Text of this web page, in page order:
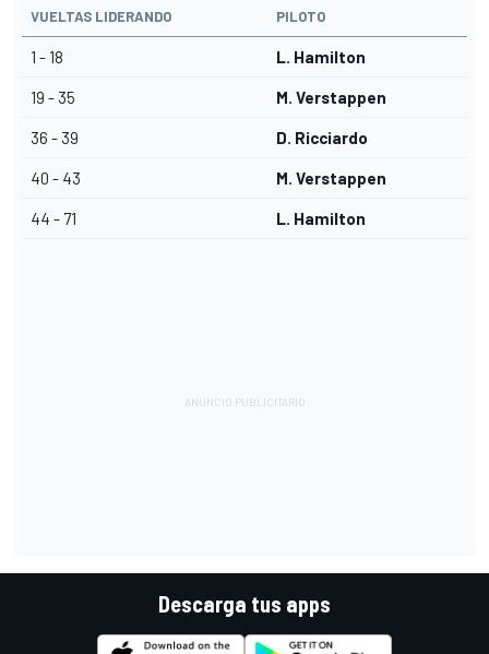
VUELTAS LIDERANDO PILOTO
1 - 18 L. Hamilton
19 - 35 M. Verstappen
36 - 39 D. Ricciardo
40 - 43 M. Verstappen
44 - 71 L. Hamilton
Descarga tus apps